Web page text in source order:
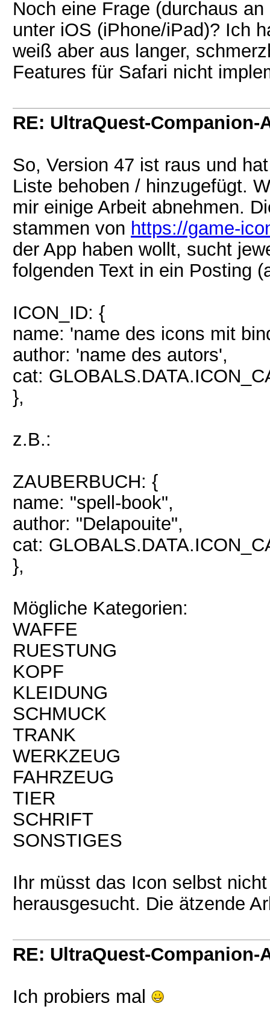
Noch eine Frage (durchaus
unter iOS (iPhone/iPad)? Ich
weiß aber aus langer,
Features für Safari nicht
RE: UltraQuest-Companion-
So, Version 47 ist raus und
Liste behoben / hinzugefügt.
mir einige Arbeit abnehmen.
stammen von https://game-
der App haben wollt, sucht
folgenden Text in ein Posting
ICON_ID: {
name: 'name des icons mit
author: 'name des autors',
cat:
},
z.B.:
ZAUBERBUCH: {
name: "spell-book",
author: "Delapouite",
cat:
},
Mögliche Kategorien:
WAFFE
RUESTUNG
KOPF
KLEIDUNG
SCHMUCK
TRANK
WERKZEUG
FAHRZEUG
TIER
SCHRIFT
SONSTIGES
Ihr müsst das Icon selbst
herausgesucht. Die ätzende
RE: UltraQuest-Companion-
Ich probiers mal